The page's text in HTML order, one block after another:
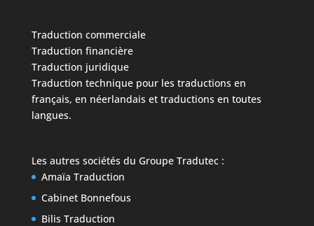
Traduction commerciale
Traduction financière
Traduction juridique
Traduction techniquepour les traductions en
français, en néerlandais et traductions en toutes
langues.
Les autres sociétés du Groupe Tradutec:
Amaïa Traduction
Cabinet Bonnefous
Bilis Traduction